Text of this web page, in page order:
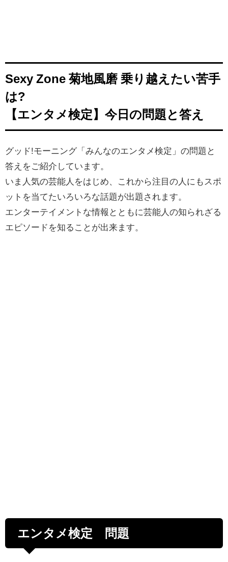
Sexy Zone 菊地風磨 乗り越えたい苦手
は?
【エンタメ検定】今日の問題と答え
グッド!モーニング「みんなのエンタメ検定」の問題と
答えをご紹介しています。
いま人気の芸能人をはじめ、
これから注目の人にもスポ
ットを当てたいろいろな話題が出題されます。
エンターテイメントな情報とともに芸能人の知られざる
エピソードを知ることが出来ます。
エンタメ検定 問題